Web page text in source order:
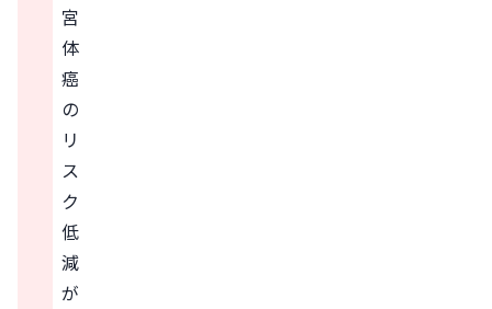
宮
体
癌
の
リ
ス
ク
低
減
が